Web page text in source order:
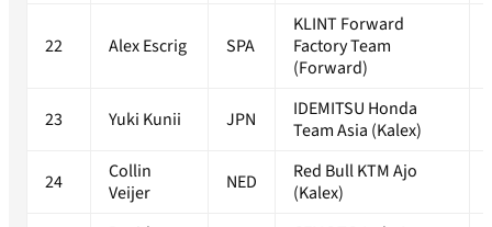
22 Alex Escrig SPA
KLINT Forward
Factory Team
(Forward)
23 Yuki Kunii JPN
IDEMITSU Honda
Team Asia (Kalex)
24
Collin
Veijer
NED
Red Bull KTM Ajo
(Kalex)